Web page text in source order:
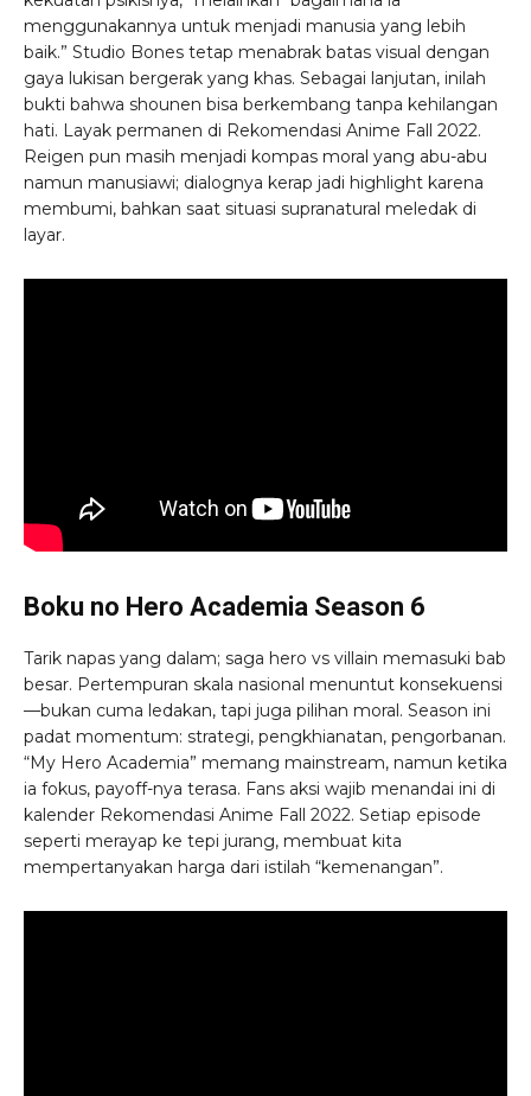
menggunakannya untuk menjadi manusia yang lebih
baik.” Studio Bones tetap menabrak batas visual dengan
gaya lukisan bergerak yang khas. Sebagai lanjutan, inilah
bukti bahwa shounen bisa berkembang tanpa kehilangan
hati. Layak permanen di Rekomendasi Anime Fall 2022.
Reigen pun masih menjadi kompas moral yang abu-abu
namun manusiawi; dialognya kerap jadi highlight karena
membumi, bahkan saat situasi supranatural meledak di
layar.
Boku no Hero Academia Season 6
Tarik napas yang dalam; saga hero vs villain memasuki bab
besar. Pertempuran skala nasional menuntut konsekuensi
—bukan cuma ledakan, tapi juga pilihan moral. Season ini
padat momentum: strategi, pengkhianatan, pengorbanan.
“My Hero Academia” memang mainstream, namun ketika
ia fokus, payoff-nya terasa. Fans aksi wajib menandai ini di
kalender Rekomendasi Anime Fall 2022. Setiap episode
seperti merayap ke tepi jurang, membuat kita
mempertanyakan harga dari istilah “kemenangan”.